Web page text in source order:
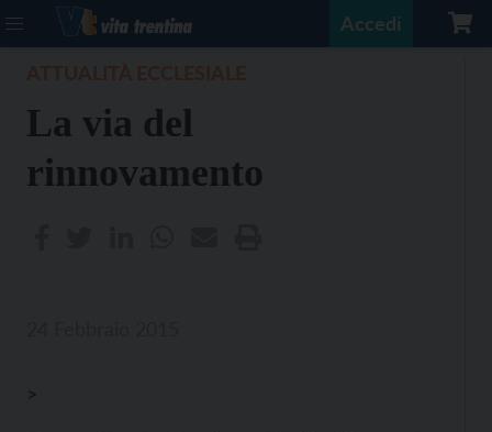
Accedi
La via del
rinnovamento
>